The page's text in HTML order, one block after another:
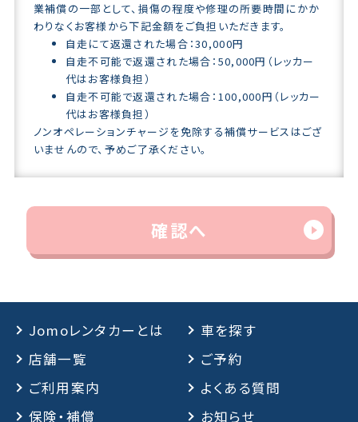
業補償の一部として、損傷の程度や修理の所要時間にかか
わりなくお客様から下記金額をご負担いただきます。
自走にて返還された場合：30,000円
自走不可能で返還された場合：50,000円（レッカー
代はお客様負担）
自走不可能で返還された場合：100,000円（レッカー
代はお客様負担）
ノンオペレーションチャージを免除する補償サービスはござ
いませんので、予めご了承ください。
確認へ
Jomoレンタカーとは
車を探す
店舗一覧
ご予約
ご利用案内
よくある質問
保険・補償
お知らせ